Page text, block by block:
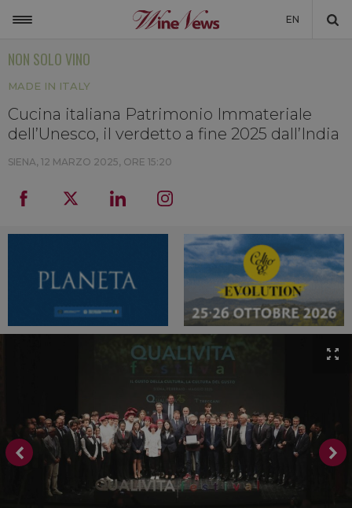
EN
NON SOLO VINO
WINENEWS TV
NON SOLO VINO
MADE IN ITALY
Cucina italiana Patrimonio Immateriale
dell’Unesco, il verdetto a fine 2025 dall’India
SIENA, 12 MARZO 2025, ORE 15:20